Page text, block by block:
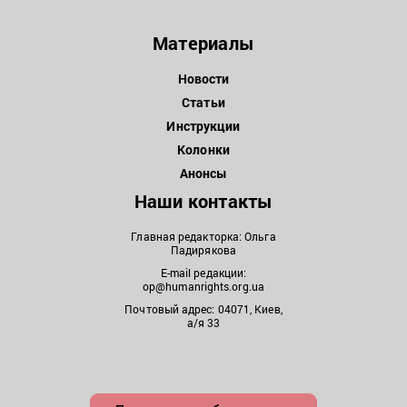
Материалы
Новости
Статьи
Инструкции
Колонки
Анонсы
Наши контакты
Главная редакторка: Ольга
Падирякова
E-mail редакции:
op@humanrights.org.ua
Почтовый адрес: 04071, Киев,
а/я 33